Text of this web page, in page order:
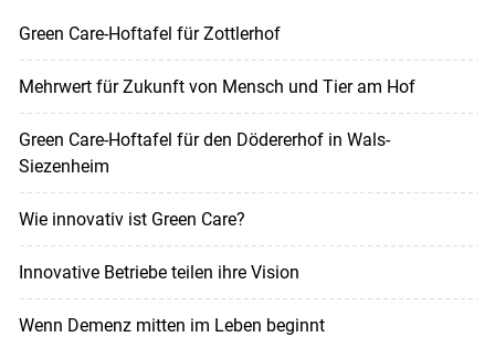
Green Care-Hoftafel für Zottlerhof
Mehrwert für Zukunft von Mensch und Tier am Hof
Green Care-Hoftafel für den Dödererhof in Wals-
Siezenheim
Wie innovativ ist Green Care?
Innovative Betriebe teilen ihre Vision
Wenn Demenz mitten im Leben beginnt